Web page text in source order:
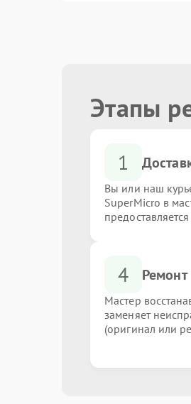
Этапы
1
Вы или наш
SuperMicro в
4 Ремонт
Мастер
заменяет
(оригинал или